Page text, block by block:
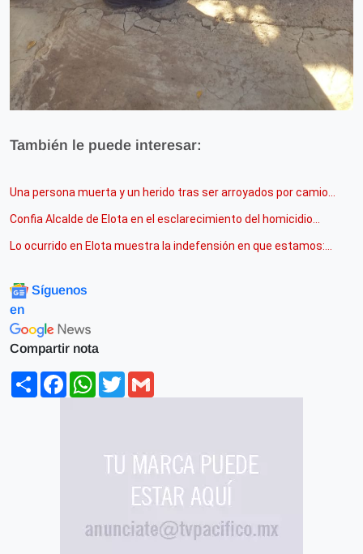
También le puede interesar:
Una persona muerta y un herido tras ser arroyados por camio...
Confia Alcalde de Elota en el esclarecimiento del homicidio...
Lo ocurrido en Elota muestra la indefensión en que estamos:...
Síguenos
en
Compartir nota
ShareFacebookWhatsApp
Twitter